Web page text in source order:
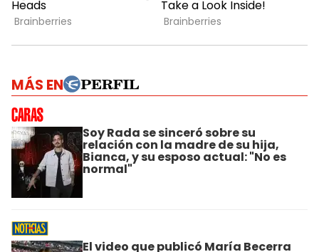
MÁS EN
Soy Rada se sinceró sobre su
relación con la madre de su hija,
Bianca, y su esposo actual: "No es
normal"
El video que publicó María Becerra